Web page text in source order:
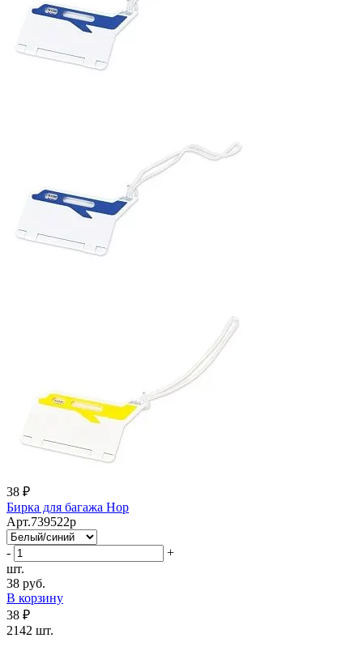
38 ₽
Бирка для багажа Hop
Арт.739522p
-
+
шт.
38 руб.
В корзину
38 ₽
2142 шт.